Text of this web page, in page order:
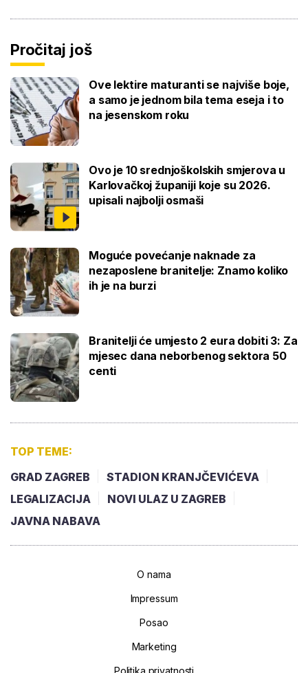
Pročitaj još
Ove lektire maturanti se najviše boje,
a samo je jednom bila tema eseja i to
na jesenskom roku
Ovo je 10 srednjoškolskih smjerova u
Karlovačkoj županiji koje su 2026.
upisali najbolji osmaši
Moguće povećanje naknade za
nezaposlene branitelje: Znamo koliko
ih je na burzi
Branitelji će umjesto 2 eura dobiti 3: Za
mjesec dana neborbenog sektora 50
centi
TOP TEME:
GRAD ZAGREB
STADION KRANJČEVIĆEVA
LEGALIZACIJA
NOVI ULAZ U ZAGREB
JAVNA NABAVA
O nama
Impressum
Posao
Marketing
Politika privatnosti